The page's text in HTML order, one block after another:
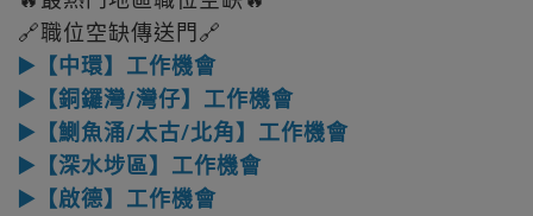
🔗職位空缺傳送門🔗
▶️【中環】工作機會
▶️【銅鑼灣/灣仔】工作機會
▶️【鰂魚涌/太古/北角】工作機會
▶️【深水埗區】工作機會
▶️【啟德】工作機會